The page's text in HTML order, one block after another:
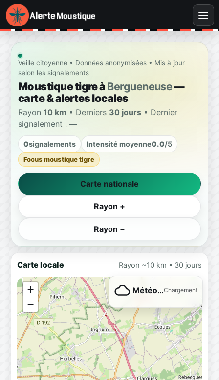
Veille citoyenne • Données anonymisées • Mis à jour
selon les signalements
Moustique tigre àBergueneuse—
carte & alertes locales
Rayon 10 km • Derniers 30 jours • Dernier
signalement : —
0signalements Intensité moyenne0.0/5
Focus moustique tigre
Carte nationale
Rayon +
Rayon −
Carte locale Rayon ~10 km • 30 jours
+
−
Météo…Chargement